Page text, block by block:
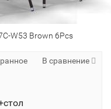
W53 Brown 6Pcs
В сравнение